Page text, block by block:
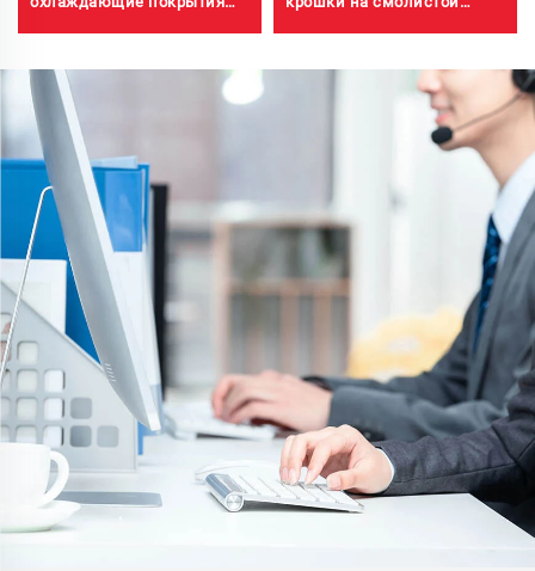
шкафов, зданий заводов по
производству цветных
стальных кровельных
плит, силосов для
хранения зерна,
резервуаров для хранения
нефти
выраженной текстурой,
кристаллический камень,
каменный ковер для
коммерческого и жилого